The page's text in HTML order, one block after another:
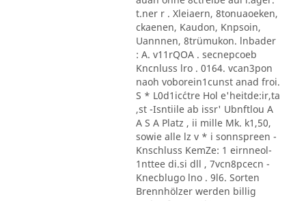
t.ner r . Xleiaern, 8tonuaoeken,
ckaenen, Kaudon, Knpsoin,
Uannnen, 8trümukon. lnbader
: A. v11rQOA . secnepcoeb
Kncnluss lro . 0164. vcan3pon
naoh voborein1cunst anad froi.
S * L0d1ic´ctre Hol e'heitde:ir,ta
,st -Isntiile ab issr' Ubnftlou A
A S A Platz , ii mille Mk. k1,50,
sowie alle lz v * i sonnspreen -
Knschluss KemZe: 1 eirnneol-
1nttee di.si dll , 7vcn8pcecn -
Knecblugo lno . 9l6. Sorten
Brennhölzer werden billig